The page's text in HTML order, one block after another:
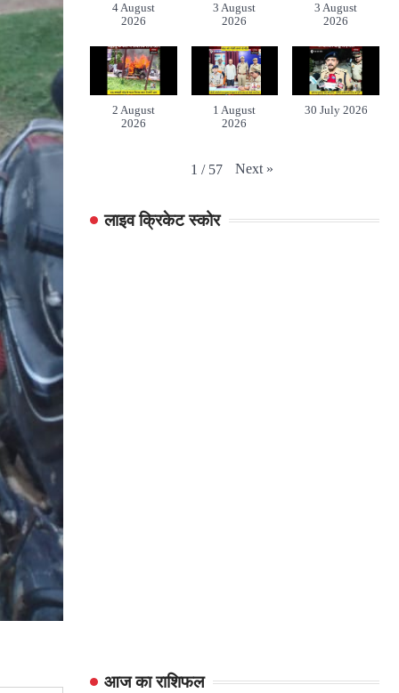
4 August
2026
3 August
2026
3 August
2026
2 August
2026
1 August
2026
30 July 2026
1 / 57 Next »
लाइव क्रिकेट स्कोर
आज का राशिफल